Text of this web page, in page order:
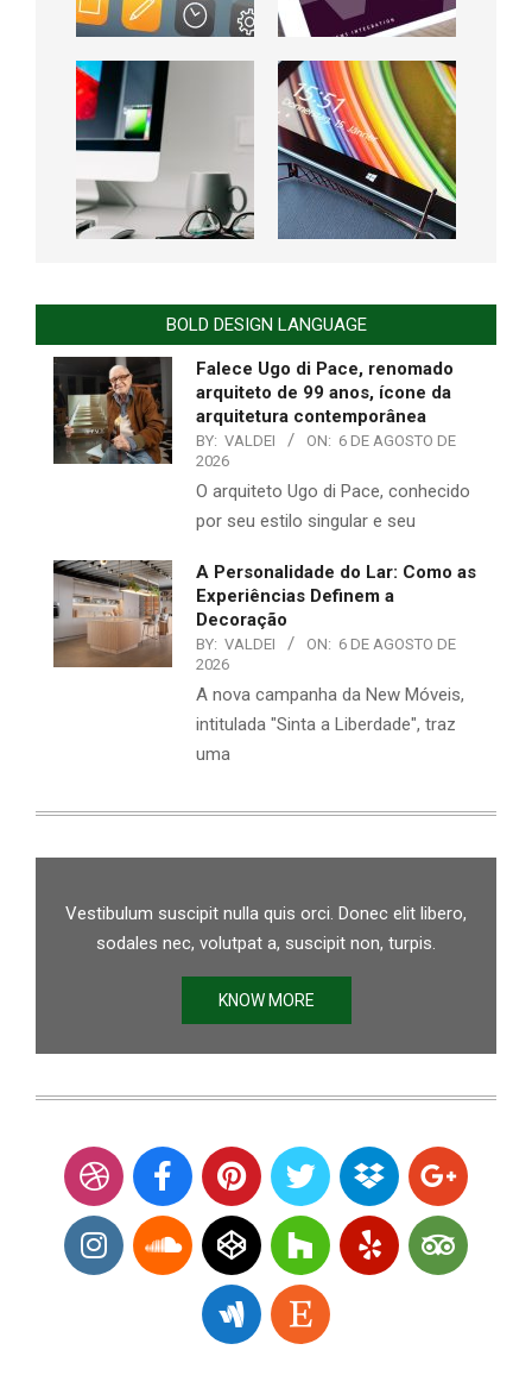
BOLD DESIGN LANGUAGE
Falece Ugo di Pace, renomado
arquiteto de 99 anos, ícone da
arquitetura contemporânea
BY: VALDEI ON: 6 DE AGOSTO DE
2026
O arquiteto Ugo di Pace, conhecido
por seu estilo singular e seu
A Personalidade do Lar: Como as
Experiências Definem a
Decoração
BY: VALDEI ON: 6 DE AGOSTO DE
2026
A nova campanha da New Móveis,
intitulada "Sinta a Liberdade", traz
uma
Vestibulum suscipit nulla quis orci. Donec elit libero,
sodales nec, volutpat a, suscipit non, turpis.
KNOW MORE